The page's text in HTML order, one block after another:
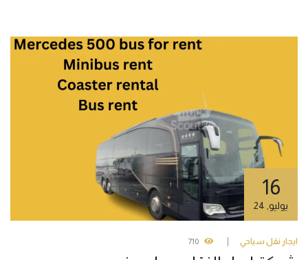
16
يوليو
ايجار نقل سياحي 710